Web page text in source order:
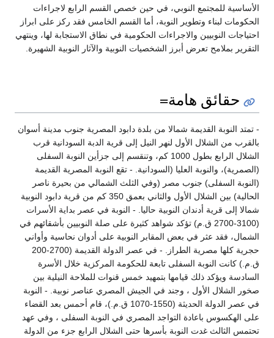
الأساسية للمجتمع النوبي، في حين خصص القسم الرابع لاجراءات
الحكومات لبناء وتطوير النوبة، أما القسم الخامس فقد ركز على ابراز
احتياجات النوبيين والاجراءات الحكومية في نطاق الاستجابة لها، وينتهي
التقرير بملامح تعرض أبرز الشخصيات النوبية والآثار النوبية الشهيرة.
حقائق هامة=
- تمتد النوبة القديمة شمالا من بلدة دابود المصرية جنوب مدينة أسوان
بالقرب من الشلال الأول لنهر النيل إلى قرية الدبة السودانية قرب
الشلال الرابع بطول 1000 كم، وتنقسم إلى جزأين النوبة السفلى
(الصمرية)، والنوبة العليا (السودانية. - تقع النوبة المصرية القديمة
(النوبة السفلى) جنوب مصر (وفي الثلث الشمالي من بحيرة ناصر
الحالية) بين الشلال الأول والثاني بعمق 350 كم من قرية دابود النوبية
شمالا إلى قرية أدندان النوبية حاليا. - النوبة في عصر بداية الأسرات
(3100-2700 ق.م) تؤكد شواهد كثيرة على صلة النوبيين بأشقائهم في
الشمال، فقد عثر في بعض المقابر النوبية على أدوان نحاسية وأواني
حجرية كلها مصرية الطراز. - في عصر الدولة القديمة (2700-200
ق.م.) كانت النوبة السفلى تابعة للحكومة المركزية خلال الأسرة
السادسة ويؤكد ذلك قيامها بتمهيد خمس قنوات للملاحة النيلية بين
صخور الشلال الأول ، وجند في الجيش المصري عناصر نوبية. - النوبة
في عصر الدولة الحديثة (1550-1070 ق.م.)، قام أحمس بعد القضاء
على الهكسوس باعادة التواجد المصري في النوبة السفلى ، وفي عهد
تحتمس الثالث غدت النوبة بأسرها حتى الشلال الرابع جزء من الدولة